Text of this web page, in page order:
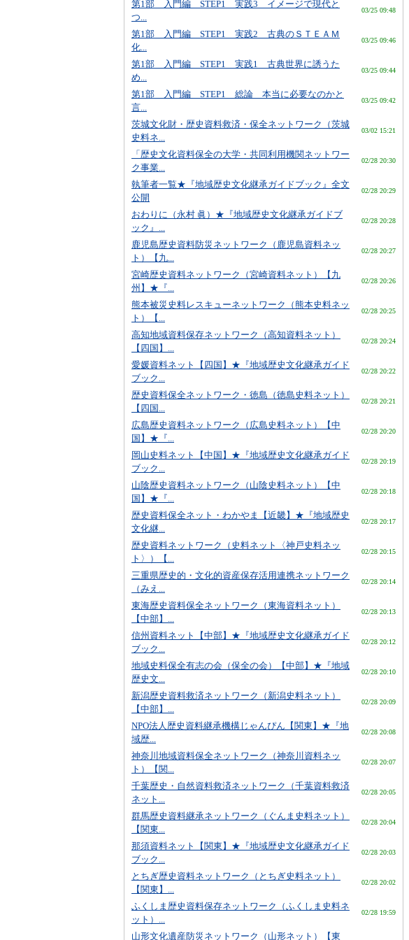
第1部 入門編 STEP1 実践3 イメージで現代と
つ...
03/25 09:48
第1部 入門編 STEP1 実践2 古典のＳＴＥＡＭ
化...
03/25 09:46
第1部 入門編 STEP1 実践1 古典世界に誘うた
め...
03/25 09:44
第1部 入門編 STEP1 総論 本当に必要なのかと
言...
03/25 09:42
茨城文化財・歴史資料救済・保全ネットワーク（茨城
史料ネ...
03/02 15:21
「歴史文化資料保全の大学・共同利用機関ネットワー
ク事業...
02/28 20:30
執筆者一覧★『地域歴史文化継承ガイドブック』全文
公開
02/28 20:29
おわりに（永村 眞）★『地域歴史文化継承ガイドブ
ック』...
02/28 20:28
鹿児島歴史資料防災ネットワーク（鹿児島資料ネッ
ト）【九...
02/28 20:27
宮崎歴史資料ネットワーク（宮崎資料ネット）【九
州】★『...
02/28 20:26
熊本被災史料レスキューネットワーク（熊本史料ネッ
ト）【...
02/28 20:25
高知地域資料保存ネットワーク（高知資料ネット）
【四国】...
02/28 20:24
愛媛資料ネット【四国】★『地域歴史文化継承ガイド
ブック...
02/28 20:22
歴史資料保全ネットワーク・徳島（徳島史料ネット）
【四国...
02/28 20:21
広島歴史資料ネットワーク（広島史料ネット）【中
国】★『...
02/28 20:20
岡山史料ネット【中国】★『地域歴史文化継承ガイド
ブック...
02/28 20:19
山陰歴史資料ネットワーク（山陰史料ネット）【中
国】★『...
02/28 20:18
歴史資料保全ネット・わかやま【近畿】★『地域歴史
文化継...
02/28 20:17
歴史資料ネットワーク（史料ネット〈神戸史料ネッ
ト〉）【...
02/28 20:15
三重県歴史的・文化的資産保存活用連携ネットワーク
（みえ...
02/28 20:14
東海歴史資料保全ネットワーク（東海資料ネット）
【中部】...
02/28 20:13
信州資料ネット【中部】★『地域歴史文化継承ガイド
ブック...
02/28 20:12
地域史料保全有志の会（保全の会）【中部】★『地域
歴史文...
02/28 20:10
新潟歴史資料救済ネットワーク（新潟史料ネット）
【中部】...
02/28 20:09
NPO法人歴史資料継承機構じゃんぴん【関東】★『地
域歴...
02/28 20:08
神奈川地域資料保全ネットワーク（神奈川資料ネッ
ト）【関...
02/28 20:07
千葉歴史・自然資料救済ネットワーク（千葉資料救済
ネット...
02/28 20:05
群馬歴史資料継承ネットワーク（ぐんま史料ネット）
【関東...
02/28 20:04
那須資料ネット【関東】★『地域歴史文化継承ガイド
ブック...
02/28 20:03
とちぎ歴史資料ネットワーク（とちぎ史料ネット）
【関東】...
02/28 20:02
ふくしま歴史資料保存ネットワーク（ふくしま史料ネ
ット）...
02/28 19:59
山形文化遺産防災ネットワーク（山形ネット）【東